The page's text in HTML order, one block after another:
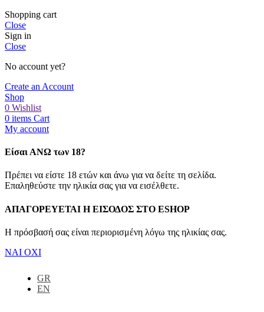
Shopping cart
Close
Sign in
Close
No account yet?
Create an Account
Shop
0 Wishlist
0 items Cart
My account
Είσαι ΑΝΩ των 18?
Πρέπει να είστε 18 ετών και άνω για να δείτε τη σελίδα.
Επαληθεύστε την ηλικία σας για να εισέλθετε.
ΑΠΑΓΟΡΕΥΕΤΑΙ Η ΕΙΣΟΔΟΣ ΣΤO ESHOP
Η πρόσβασή σας είναι περιορισμένη λόγω της ηλικίας σας.
ΝΑΙ ΟΧΙ
GR
EN